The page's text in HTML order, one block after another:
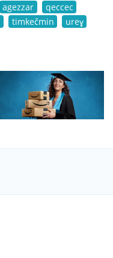
agezzar
qeccec
timkečmin
ureɣ